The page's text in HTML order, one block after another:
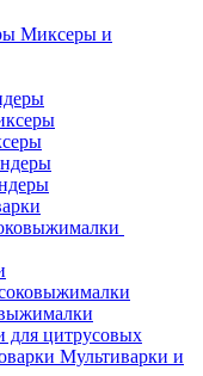
Миксеры и
цитрусовых
Мультиварки и